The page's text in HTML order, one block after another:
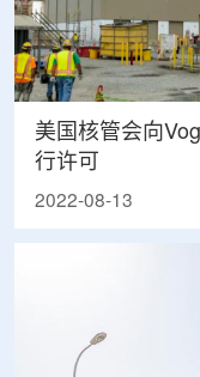
美国核管会向
行许可
2022-08-13